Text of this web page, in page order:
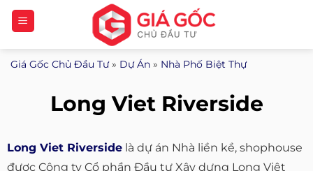
Bỏ
qua
nội
dung
Giá Gốc Chủ Đầu Tư» Dự Án » Nhà Phố Biệt Thự
Long Viet Riverside
Long Viet Riverside là dự án Nhà liền kề, shophouse
được Công ty Cổ phần Đầu tư Xây dựng Long Việt